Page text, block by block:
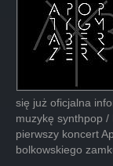
się już oficjalna
muzykę synthpop
pierwszy koncert
bolkowskiego